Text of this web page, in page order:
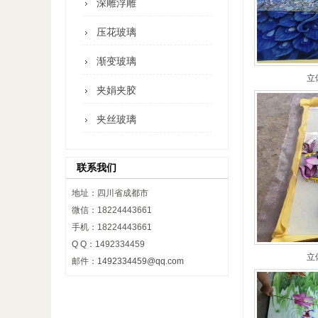
深雕浮雕
压花玻璃
渐变玻璃
夹娟夹胶
夹丝玻璃
联系我们
地址：四川省成都市
微信：18224443661
手机：18224443661
Q Q：1492334459
邮件： 1492334459@qq.com
立
立